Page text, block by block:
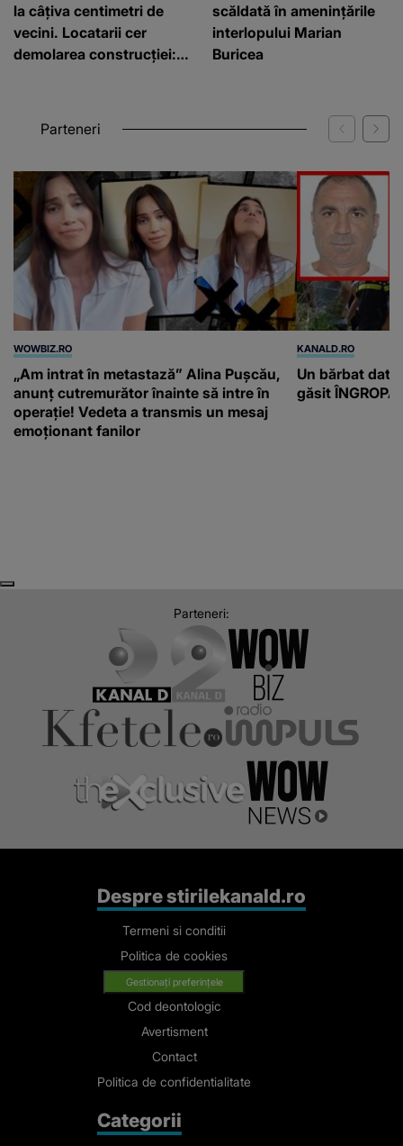
la câțiva centimetri de
vecini. Locatarii cer
demolarea construcției:
scăldată în amenințările
interlopului Marian
Buricea
Parteneri
WOWBIZ.RO
„Am intrat în metastază” Alina Pușcău,
anunț cutremurător înainte să intre în
operație! Vedeta a transmis un mesaj
emoționant fanilor
KANALD.RO
Un bărbat dat
găsit
Parteneri:
Despre stirilekanald.ro
Termeni si conditii
Politica de cookies
Gestionați preferințele
Cod deontologic
Avertisment
Contact
Politica de confidentialitate
Categorii